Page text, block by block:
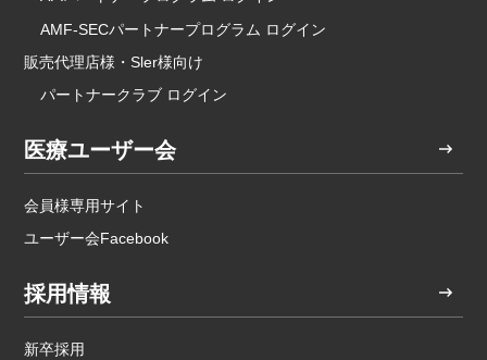
AMF-SECパートナープログラム ログイン
販売代理店様・Sler様向け
パートナークラブ ログイン
医療ユーザー会
会員様専用サイト
ユーザー会Facebook
採用情報
新卒採用